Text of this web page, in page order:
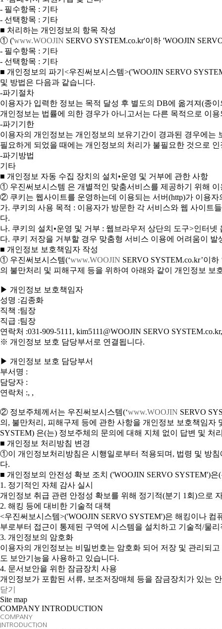
- 필수항목 : 기타
- 선택항목 : 기타
■ 처리하는 개인정보의 항목 작성
① ('www.WOOJIN SERVO SYSTEM.co.kr'이하 'WOOJIN
- 필수항목 : 기타
- 선택항목 : 기타
■ 개인정보의 파기<우진써보시스템>('WOOJIN SERVO
및 방법은 다음과 같습니다.
-파기절차
이용자가 입력한 정보는 목적 달성 후 별도의 DB에 옮겨져(종
개인정보는 법률에 의한 경우가 아니고서는 다른 목적으로 이
-파기기한
이용자의 개인정보는 개인정보의 보유기간이 경과된 경우에
필요하게 되었을 때에는 개인정보의 처리가 불필요한 것으로
-파기방법
기타
■ 개인정보 자동 수집 장치의 설치•운영 및 거부에 관한 사항
① 우진써보시스템 은 개별적인 맞춤서비스를 제공하기 위해 이
② 쿠키는 웹사이트를 운영하는데 이용되는 서버(http)가 이용
가. 쿠키의 사용 목적 : 이용자가 방문한 각 서비스와 웹 사이트
다.
나. 쿠키의 설치•운영 및 거부 : 웹브라우저 상단의 도구>인터
다. 쿠키 저장을 거부할 경우 맞춤형 서비스 이용에 어려움이 발
■ 개인정보 보호책임자 작성
① 우진써보시스템(‘www.WOOJIN SERVO SYSTEM.co.kr’이
의 불만처리 및 피해구제 등을 위하여 아래와 같이 개인정보 보
▶ 개인정보 보호책임자
성명 :김종화
직책 :팀장
직급 :팀장
연락처 :031-909-5111, kim5111@WOOJIN SERVO
※ 개인정보 보호 담당부서로 연결됩니다.
▶ 개인정보 보호 담당부서
부서명 :
담당자 :
연락처 :, ,
② 정보주체께서는 우진써보시스템(‘www.WOOJIN SERVO
의, 불만처리, 피해구제 등에 관한 사항을 개인정보 보호책임자
SYSTEM) 은(는) 정보주체의 문의에 대해 지체 없이 답변 및 처
■ 개인정보 처리방침 변경
①이 개인정보처리방침은 시행일로부터 적용되며, 법령 및 방
다.
■ 개인정보의 안전성 확보 조치 ('WOOJIN SERVO SYSTEM')
1. 정기적인 자체 감사 실시
개인정보 취급 관련 안정성 확보를 위해 정기적(분기 1회)으로
2. 해킹 등에 대비한 기술적 대책
<우진써보시스템>('WOOJIN SERVO SYSTEM')은 해킹이나
부로부터 접근이 통제된 구역에 시스템을 설치하고 기술적/물
3. 개인정보의 암호화
이용자의 개인정보는 비밀번호는 암호화 되어 저장 및 관리되
도 보안기능을 사용하고 있습니다.
4. 문서보안을 위한 잠금장치 사용
개인정보가 포함된 서류, 보조저장매체 등을 잠금장치가 있는
닫기
Site map
COMPANY INTRODUCTION
COMPANY
INTRODUCTION